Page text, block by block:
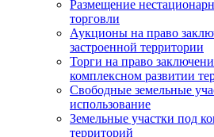
Размещение
торговли
Аукционы на право
застроенной территории
Торги на право
комплексном развитии
Свободные земельные
использование
Земельные участки под
территорий